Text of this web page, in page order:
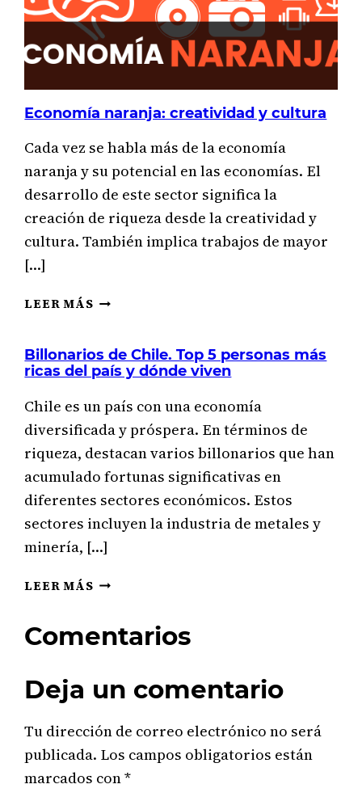
Economía naranja: creatividad y cultura
Cada vez se habla más de la economía
naranja y su potencial en las economías. El
desarrollo de este sector significa la
creación de riqueza desde la creatividad y
cultura. También implica trabajos de mayor
[…]
LEER MÁS ECONOMÍA
Y
CULTURA
Billonarios de Chile. Top 5 personas más
ricas del país y dónde viven
Chile es un país con una economía
diversificada y próspera. En términos de
riqueza, destacan varios billonarios que han
acumulado fortunas significativas en
diferentes sectores económicos. Estos
sectores incluyen la industria de metales y
minería, […]
LEER MÁS BILLONARIOS
TOP
MÁS
DEL
PAÍS
DÓNDE
Comentarios
Deja un comentario
Tu dirección de correo electrónico no será
publicada. Los campos obligatorios están
marcados con*